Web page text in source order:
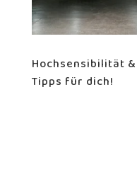
Hochsensibilität
Tipps für dich!